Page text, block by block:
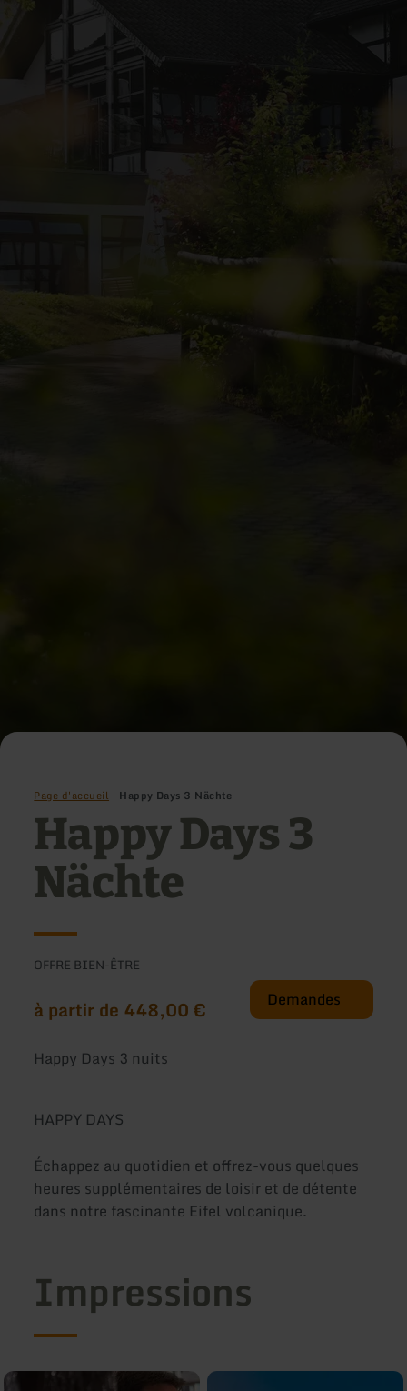
Page d'accueil Happy Days 3 Nächte
Happy Days 3
Nächte
OFFRE BIEN-ÊTRE
à partir de 448,00 € Demandes
Happy Days 3 nuits
HAPPY DAYS
Échappez au quotidien et offrez-vous quelques
heures supplémentaires de loisir et de détente
dans notre fascinante Eifel volcanique.
Impressions